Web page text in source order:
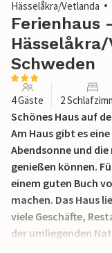
Hässelåkra/Vetlanda
Ferienhaus -
Schweden
4 Gäste 2
Schönes Haus auf
Am Haus gibt es
Abendsonne und
genießen können.
einem guten Buch
machen. Das Haus
viele Geschäfte,
der umliegenden